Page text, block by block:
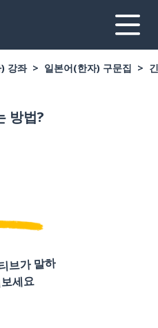
강좌 일본어(한자) 구문집
방법?
브가 말하
세요